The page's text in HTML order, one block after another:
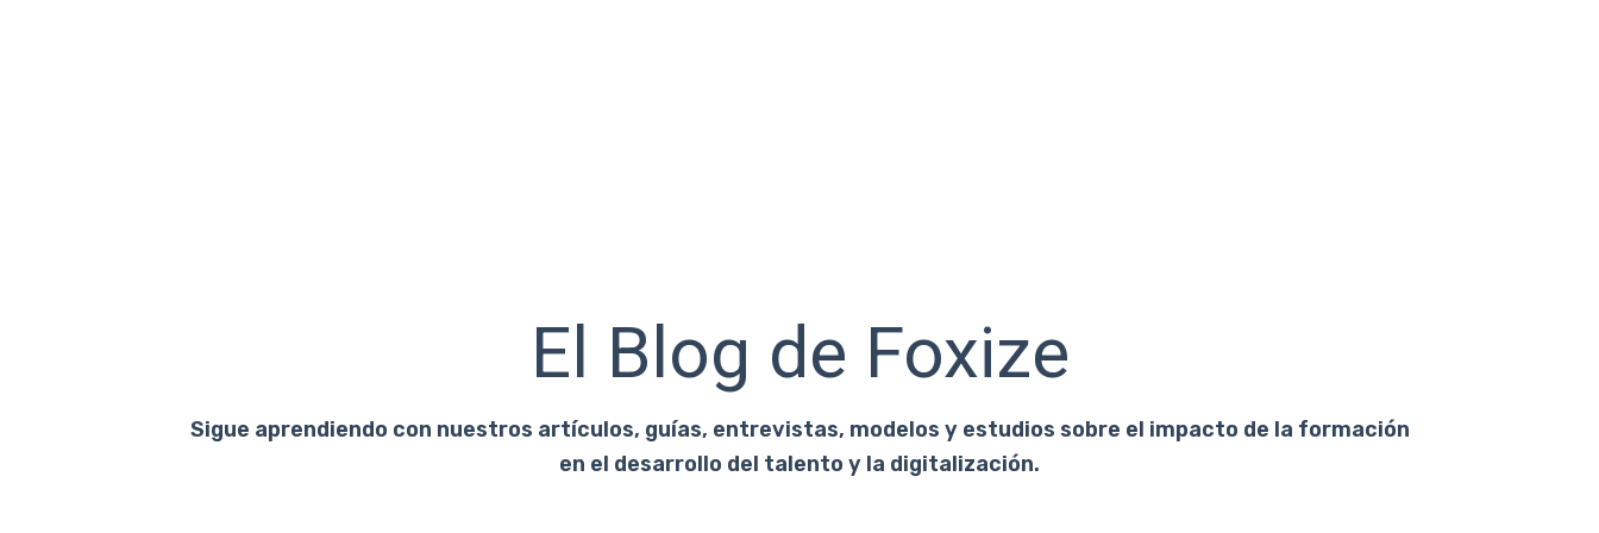
El Blog de Foxize
Sigue aprendiendo con nuestros artículos, guías, entrevistas, modelos y estudios sobre el impacto de la formación
en el desarrollo del talento y la digitalización.